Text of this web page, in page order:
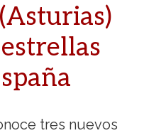
tres nuevos